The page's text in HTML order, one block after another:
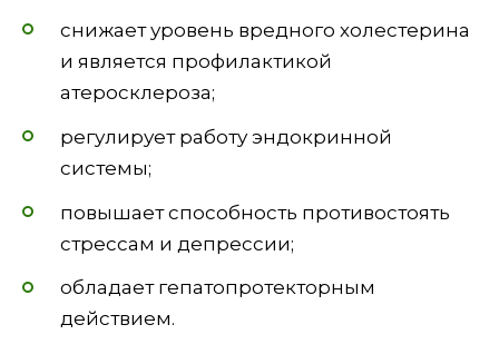
снижает уровень вредного холестерина
и является профилактикой
атеросклероза;
регулирует работу эндокринной
системы;
повышает способность противостоять
стрессам и депрессии;
обладает гепатопротекторным
действием.